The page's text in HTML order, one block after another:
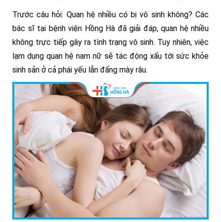
Trước câu hỏi: Quan hệ nhiều có bị vô sinh không? Các
bác sĩ tại bệnh viện Hồng Hà đã giải đáp, quan hệ nhiều
không trực tiếp gây ra tình trạng vô sinh. Tuy nhiên, việc
lạm dụng quan hệnam nữ sẽ tác động xấu tới sức khỏe
sinh sản ở cả phái yếu lẫn đấng mày râu.